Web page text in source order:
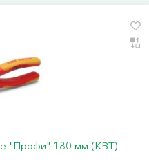
"Профи" 180 мм (КВТ)